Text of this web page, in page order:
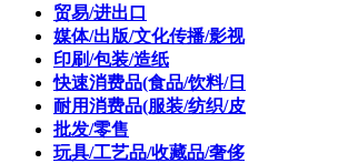
贸易/进出口
媒体/出版/文化传播/影视
印刷/包装/造纸
快速消费品(食品/饮料/日
耐用消费品(服装/纺织/皮
批发/零售
玩具/工艺品/收藏品/奢侈